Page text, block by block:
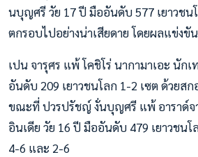
นบุญศรี วัย 17 ปี มืออันดับ 577 เยาวช
ตกรอบไปอย่างน่าเสียดาย โดยผลแข่งขั
เปน จารุศร แพ้ โคชิโร่ นากามาเอะ นั
อันดับ 209 เยาวชนโลก 1-2 เซต ด้วยส
ขณะที่ ปวรปรัชญ์ งั่นบุญศรี แพ้ อาราด์จ
อินเดีย วัย 16 ปี มืออันดับ 479 เยาวชนโ
4-6 และ 2-6